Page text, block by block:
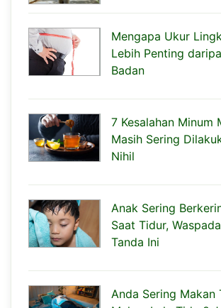
Mengapa Ukur
Lebih Penting
Badan
7 Kesalahan Minum
Masih Sering
Nihil
Anak Sering
Saat Tidur,
Tanda Ini
Anda Sering Makan